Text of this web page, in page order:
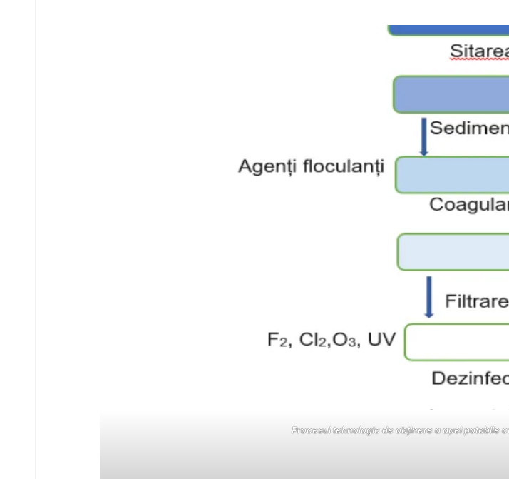
Procesul tehnologic de obținere a apei potabile